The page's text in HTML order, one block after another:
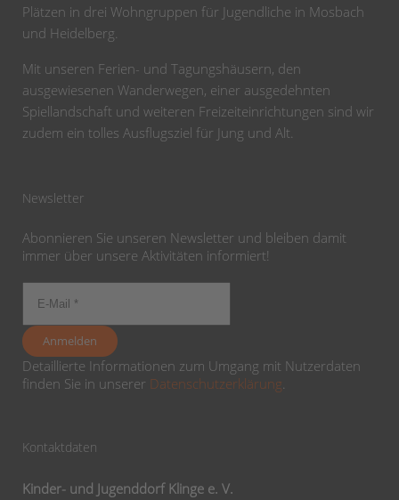
Plätzen in drei Wohngruppen für Jugendliche in Mosbach
und Heidelberg.
Mit unseren Ferien- und Tagungshäusern, den
ausgewiesenen Wanderwegen, einer ausgedehnten
Spiellandschaft und weiteren Freizeiteinrichtungen sind wir
zudem ein tolles Ausflugsziel für Jung und Alt.
Newsletter
Abonnieren Sie unseren Newsletter und bleiben damit
immer über unsere Aktivitäten informiert!
Detaillierte Informationen zum Umgang mit Nutzerdaten
finden Sie in unserer Datenschutzerklärung.
Kontaktdaten
Kinder- und Jugenddorf Klinge e. V.